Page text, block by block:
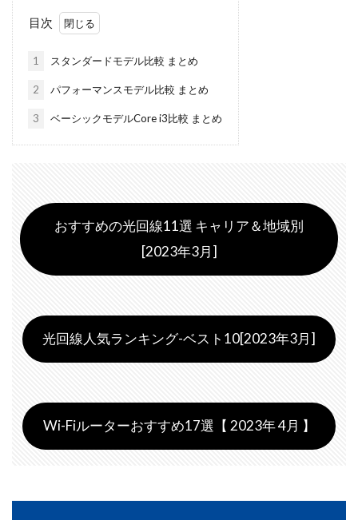
目次
1 スタンダードモデル比較 まとめ
2 パフォーマンスモデル比較 まとめ
3 ベーシックモデルCore i3比較 まとめ
おすすめの光回線11選 キャリア＆地域別
[2023年3月]
光回線人気ランキング-ベスト10[2023年3月]
Wi-Fiルーターおすすめ17選【 2023年 4月 】